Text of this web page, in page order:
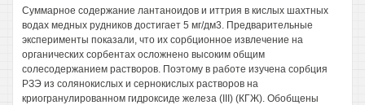
Суммарное содержание лантаноидов и иттрия в кислых шахтных
водах медных рудников достигает 5 мг/дм3. Предварительные
эксперименты показали, что их сорбционное извлечение на
органических сорбентах осложнено высоким общим
солесодержанием растворов. Поэтому в работе изучена сорбция
РЗЭ из солянокислых и сернокислых растворов на
криогранулированном гидроксиде железа (III) (КГЖ). Обобщены